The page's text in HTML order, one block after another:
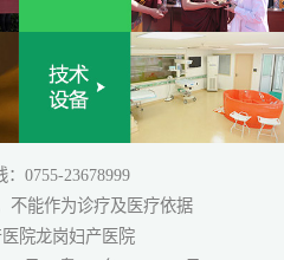
：0755-23678999
不能作为诊疗及医疗依据
院龙岗妇产医院